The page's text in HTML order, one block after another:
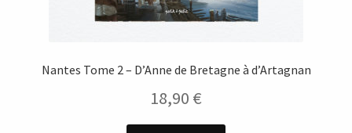
Nantes Tome 2 – D’Anne de Bretagne à d’Artagnan
18,90 €